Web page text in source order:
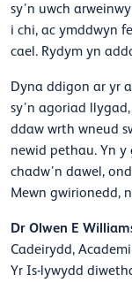
sy’n uwch
i chi, ac ymddwyn
cael. Rydym yn
Dyna ddigon ar yr
sy’n agoriad
ddaw wrth wneud
newid pethau. Yn
chadw’n dawel,
Mewn gwirionedd,
Dr Olwen E
Cadeirydd,
Yr Is-lywydd